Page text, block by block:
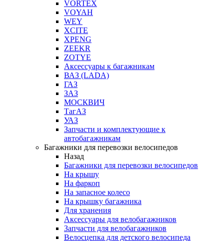
VORTEX
VOYAH
WEY
XCITE
XPENG
ZEEKR
ZOTYE
Аксессуары к багажникам
ВАЗ (LADA)
ГАЗ
ЗАЗ
МОСКВИЧ
ТагАЗ
УАЗ
Запчасти и комплектующие к
автобагажникам
Багажники для перевозки велосипедов
Назад
Багажники для перевозки велосипедов
На крышу
На фаркоп
На запасное колесо
На крышку багажника
Для хранения
Аксессуары для велобагажников
Запчасти для велобагажников
Велосцепка для детского велосипеда